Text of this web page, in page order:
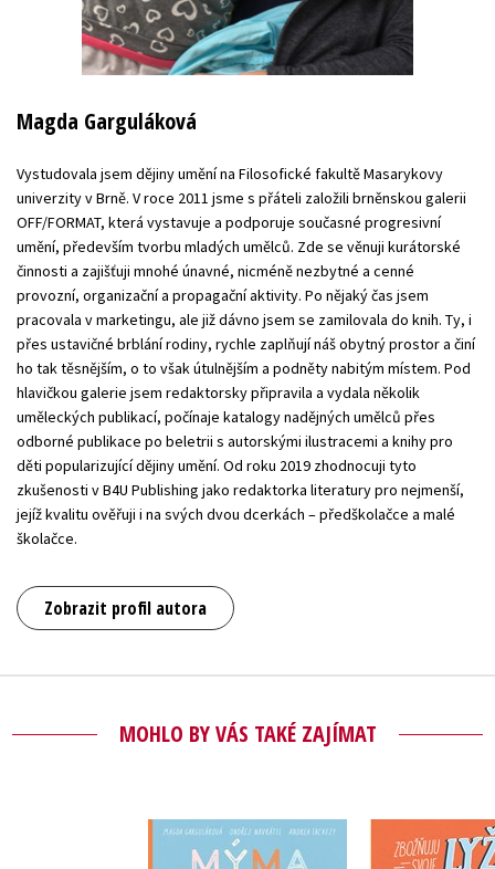
Magda Garguláková
Vystudovala jsem dějiny umění na Filosofické fakultě Masarykovy
univerzity v Brně. V roce 2011 jsme s přáteli založili brněnskou galerii
OFF/FORMAT, která vystavuje a podporuje současné progresivní
umění, především tvorbu mladých umělců. Zde se věnuji kurátorské
činnosti a zajišťuji mnohé únavné, nicméně nezbytné a cenné
provozní, organizační a propagační aktivity. Po nějaký čas jsem
pracovala v marketingu, ale již dávno jsem se zamilovala do knih. Ty, i
přes ustavičné brblání rodiny, rychle zaplňují náš obytný prostor a činí
ho tak těsnějším, o to však útulnějším a podněty nabitým místem. Pod
hlavičkou galerie jsem redaktorsky připravila a vydala několik
uměleckých publikací, počínaje katalogy nadějných umělců přes
odborné publikace po beletrii s autorskými ilustracemi a knihy pro
děti popularizující dějiny umění. Od roku 2019 zhodnocuji tyto
zkušenosti v B4U Publishing jako redaktorka literatury pro nejmenší,
jejíž kvalitu ověřuji i na svých dvou dcerkách – předškolačce a malé
školačce.
Zobrazit profil autora
MOHLO BY VÁS TAKÉ ZAJÍMAT
Zbožňuju